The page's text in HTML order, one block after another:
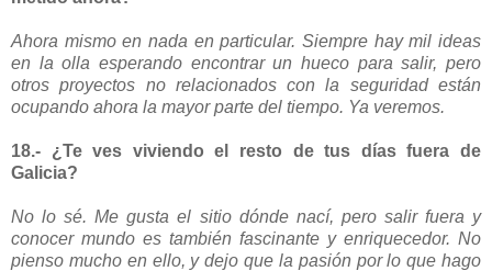
Ahora mismo en nada en particular. Siempre hay mil ideas
en la olla esperando encontrar un hueco para salir, pero
otros proyectos no relacionados con la seguridad están
ocupando ahora la mayor parte del tiempo. Ya veremos.
18.- ¿Te ves viviendo el resto de tus días fuera de
Galicia?
No lo sé. Me gusta el sitio dónde nací, pero salir fuera y
conocer mundo es también fascinante y enriquecedor. No
pienso mucho en ello, y dejo que la pasión por lo que hago